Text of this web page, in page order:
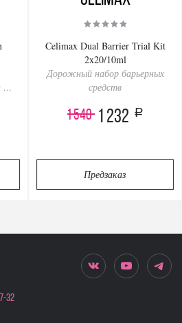
и
Celimax Dual Barrier Trial Kit
2x20/10ml
Дорожный набор барьерных
средств
1 540 1 232 a
Предзаказ
32